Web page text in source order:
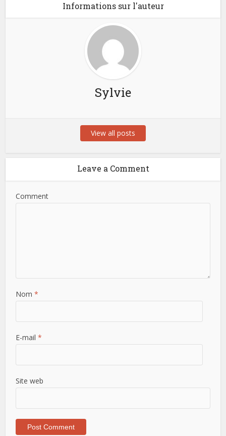
Informations sur l'auteur
Sylvie
View all posts
Leave a Comment
Comment
Nom*
E-mail*
Site web